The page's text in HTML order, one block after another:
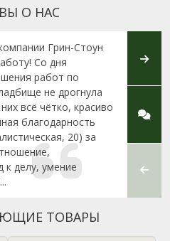
О НАС
Грин-Стоун
Со дня
работ по
не дрогнула
всё чётко, красиво
благодарность
20) за
к делу, умение
ТОВАРЫ